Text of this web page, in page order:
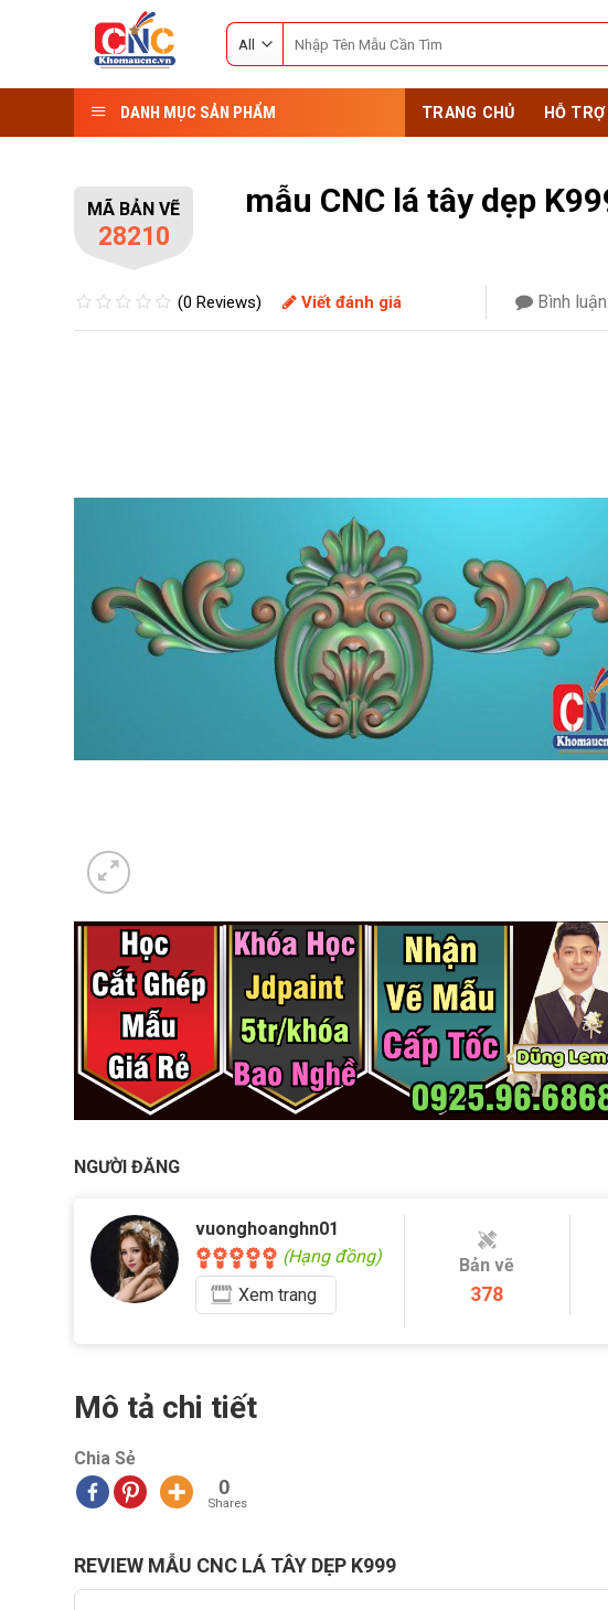
for:
DANH MỤC SẢN PHẨM TRANG CHỦ HỖ
MÃ BẢN VẼ
28210
mẫu CNC lá tây dẹp
(0 Reviews) Viết đánh giá Bình luận:
NGƯỜI ĐĂNG
vuonghoanghn01
(Hạng đồng)
Xem trang
Bản vẽ
378
Mô tả chi tiết
Chia Sẻ
0
Shares
REVIEW MẪU CNC LÁ TÂY DẸP K999